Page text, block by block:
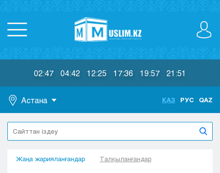
02:47 04:42 12:25 17:36 19:57 21:51
Астана
Астана
Алматы
Актобе
ҚАЗ РУС QAZ
Жаңа жарияланғандар Талқыланғандар